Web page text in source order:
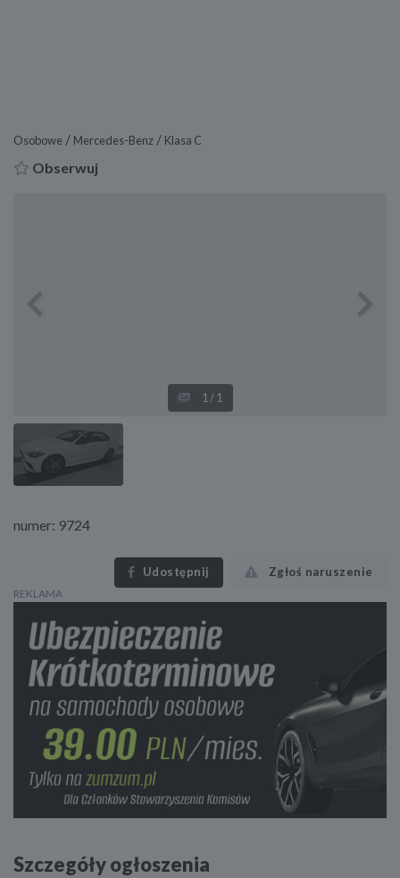
Osobowe / Mercedes-Benz / Klasa C
Obserwuj
Next
1 /1
numer: 9724
Udostępnij Zgłoś naruszenie
REKLAMA
Szczegóły ogłoszenia